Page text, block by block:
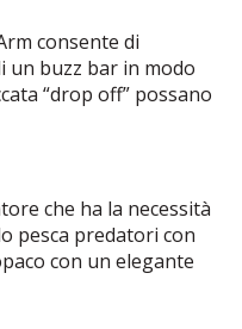
consente di
un buzz bar in modo
“drop off” possano
che ha la necessità
pesca predatori con
con un elegante